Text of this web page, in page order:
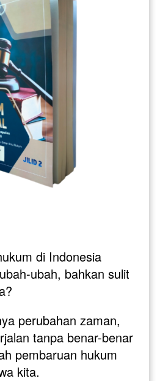
di Indonesia
ubah, bahkan sulit
perubahan zaman,
tanpa benar-benar
pembaruan hukum
kita.